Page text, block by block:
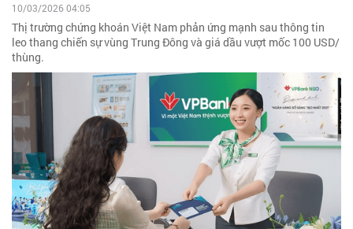
10/03/2026 04:05
Thị trường chứng khoán Việt Nam phản ứng mạnh sau thông tin
leo thang chiến sự vùng Trung Đông và giá dầu vượt mốc 100 USD/
thùng.